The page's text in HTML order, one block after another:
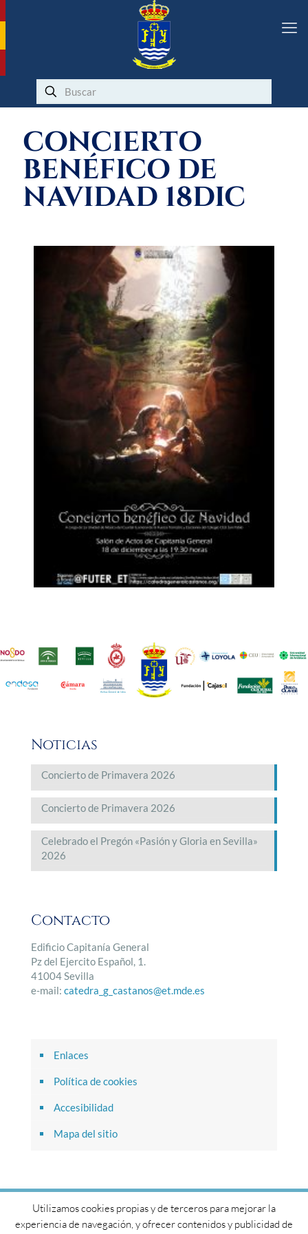
CONCIERTO
BENÉFICO DE
NAVIDAD 18DIC
Noticias
Concierto de Primavera 2026
Concierto de Primavera 2026
Celebrado el Pregón «Pasión y Gloria en Sevilla»
2026
Contacto
Edificio Capitanía General
Pz del Ejercito Español, 1.
41004 Sevilla
e-mail: catedra_g_castanos@et.mde.es
Enlaces
Política de cookies
Accesibilidad
Mapa del sitio
© 2017 Cátedra General Castaños. Todos los derechos
reservados.
Utilizamos cookies propias y de terceros para mejorar la
experiencia de navegación, y ofrecer contenidos y publicidad de